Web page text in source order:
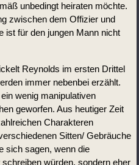
unbedingt heiraten möchte.
zwischen dem Offizier und
ist für den jungen Mann nicht
Reynolds im ersten Drittel
immer nebenbei erzählt.
wenig manipulativen
geworfen. Aus heutiger Zeit
Charakteren
Sitten/ Gebräuche
sich sagen, wenn die
würden, sondern eher